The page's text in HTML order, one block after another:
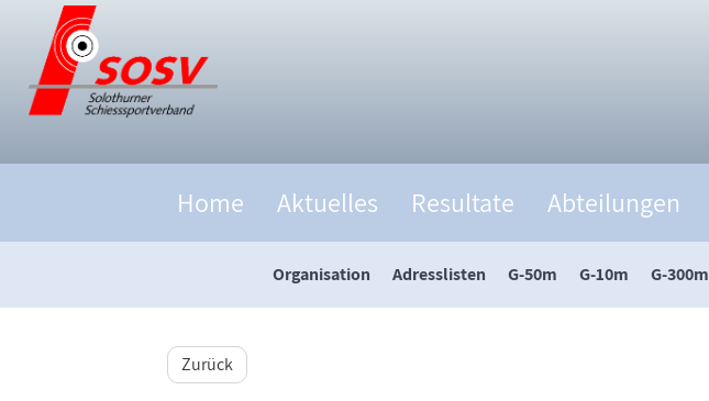
Home Aktuelles Resultate Abteilungen
Organisation Adresslisten G-50m G-10m G-300m
Zurück